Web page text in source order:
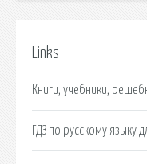
Links
Книги, учебники,
ГДЗ по русскому языку